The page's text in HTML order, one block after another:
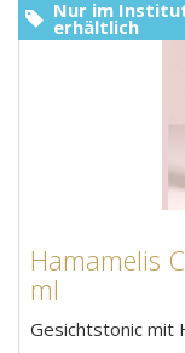
Hamamelis
ml
Gesichtstonic mit
Nur im
erhältlich